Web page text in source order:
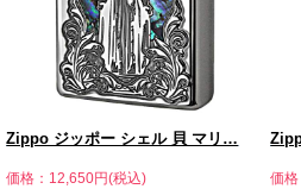
Zippo ジッポー シェル 貝 マリ…
価格：12,650円(税込) 価